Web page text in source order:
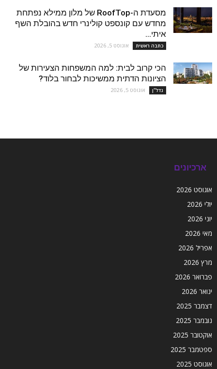
מסעדת ה-RoofTop של מלון ממילא נפתחת
מחדש עם קונספט קולינרי חדש בהובלת השף
איתי...
כתבה ראשית אוגוסט 5, 2026
הכי קרוב לבית: למה המשפחות הצעירות של
הציונות הדתית ממשיכות לבחור בלוד?
נדל''ן אוגוסט 5, 2026
ארכיונים
אוגוסט 2026
יולי 2026
יוני 2026
מאי 2026
אפריל 2026
מרץ 2026
פברואר 2026
ינואר 2026
דצמבר 2025
נובמבר 2025
אוקטובר 2025
ספטמבר 2025
אוגוסט 2025